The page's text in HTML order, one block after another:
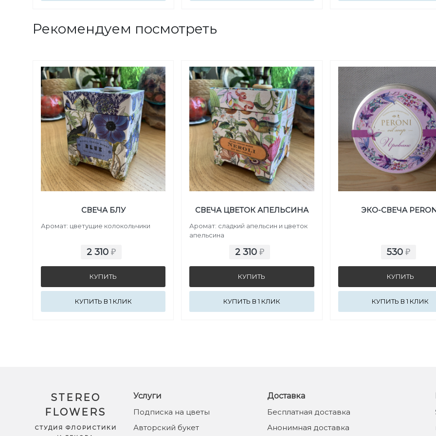
Рекомендуем посмотреть
СВЕЧА БЛУ
Аромат: цветущие колокольчики
2 310₽
КУПИТЬ В 1 КЛИК
СВЕЧА ЦВЕТОК АПЕЛЬСИНА
Аромат: сладкий апельсин и цветок
апельсина
2 310₽
КУПИТЬ В 1 КЛИК
ЭКО-СВЕЧА
530 ₽
КУПИТЬ В 1 КЛИК
STEREO
FLOWERS
СТУДИЯ ФЛОРИСТИКИ
Услуги
Подписка на цветы
Авторский букет
Доставка
Бесплатная доставка
Анонимная доставка